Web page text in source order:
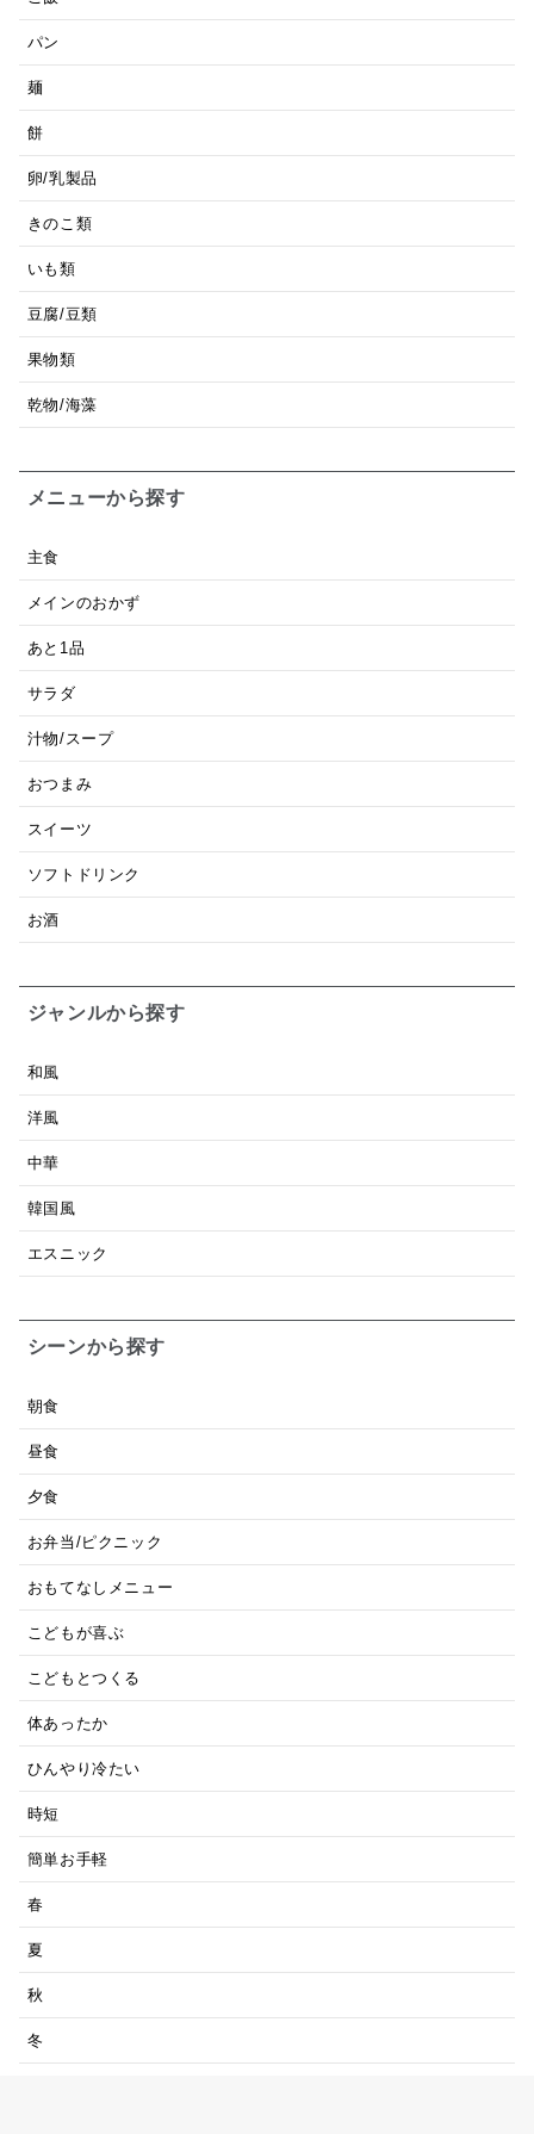
パン
麺
餅
卵/乳製品
きのこ類
いも類
豆腐/豆類
果物類
乾物/海藻
メニューから探す
主食
メインのおかず
あと1品
サラダ
汁物/スープ
おつまみ
スイーツ
ソフトドリンク
お酒
ジャンルから探す
和風
洋風
中華
韓国風
エスニック
シーンから探す
朝食
昼食
夕食
お弁当/ピクニック
おもてなしメニュー
こどもが喜ぶ
こどもとつくる
体あったか
ひんやり冷たい
時短
簡単お手軽
春
夏
秋
冬